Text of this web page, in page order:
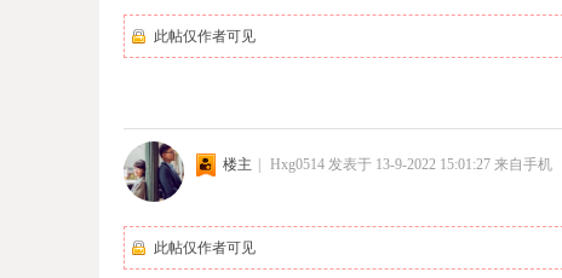
此帖仅作者可见
楼主 | Hxg0514 发表于 13-9-2022 15:01:27 来自手机
此帖仅作者可见